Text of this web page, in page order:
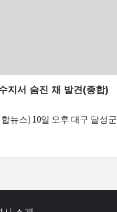
지서 숨진 채 발견(종합)
뉴스) 10일 오후 대구 달성